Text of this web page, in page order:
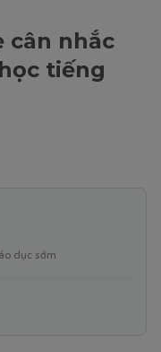
cân nhắc
tiếng
dục sớm